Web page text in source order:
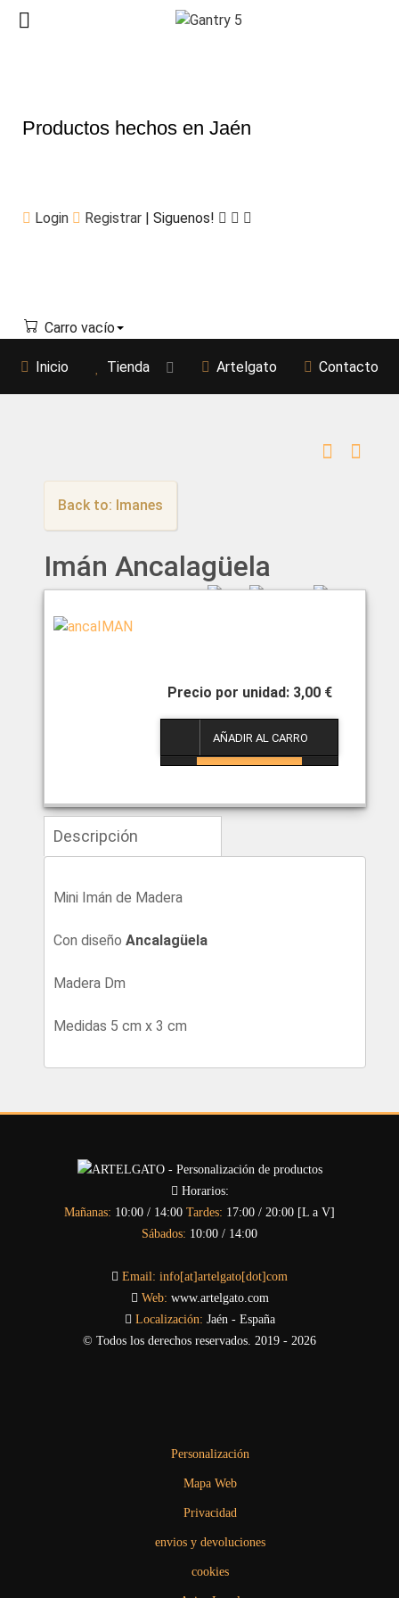
Productos hechos en Jaén
Login Registrar | Siguenos!
Carro vacío
Inicio Tienda Artelgato Contacto
Back to: Imanes
Imán Ancalagüela
3,00 €
Descripción
Mini Imán de Madera
Con diseño Ancalagüela
Madera Dm
Medidas 5 cm x 3 cm
Horarios:
Mañanas: 10:00 / 14:00 Tardes: 17:00 / 20:00 [L a V]
Sábados: 10:00 / 14:00
Email: info[at]artelgato[dot]com
Web: www.artelgato.com
Localización: Jaén - España
© Todos los derechos reservados. 2019 - 2026
Personalización
Mapa Web
Privacidad
envios y devoluciones
cookies